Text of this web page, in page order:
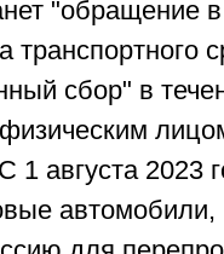
"обращение
транспортного
сбор" в
физическим
1 августа 2023
автомобили,